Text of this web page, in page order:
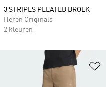
3 STRIPES PLEATED BROEK
Heren Originals
2 kleuren